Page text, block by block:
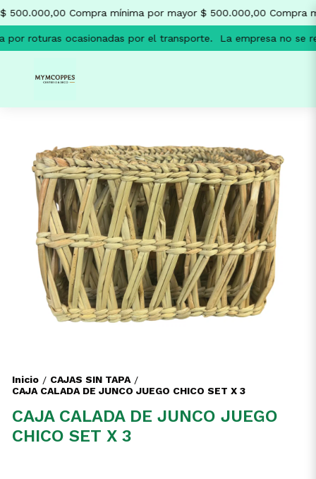
500.000,00 Compra mínima por mayor $ 500.000,00 Compra
por roturas ocasionadas por el transporte. La empresa no se
Inicio / CAJAS SIN TAPA /
CAJA CALADA DE JUNCO JUEGO CHICO SET X 3
CAJA CALADA DE JUNCO JUEGO
CHICO SET X 3